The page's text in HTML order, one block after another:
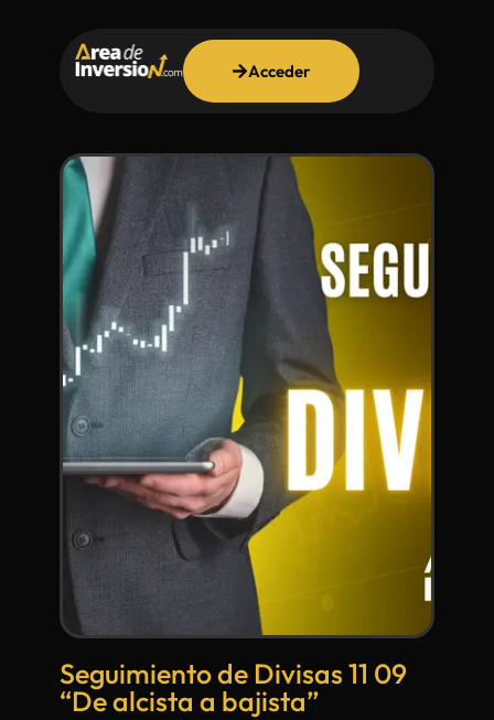
Acceder
Seguimiento de Divisas 11 09
“De alcista a bajista”